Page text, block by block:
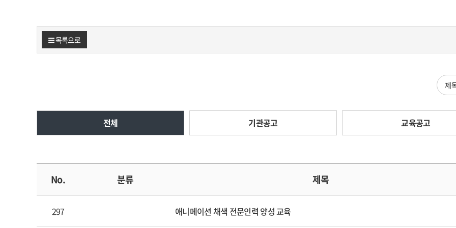
목록으로
검색
전체 기관공고 교육공고
No. 분류 제목
297 애니메이션 채색 전문인력 양성 교육